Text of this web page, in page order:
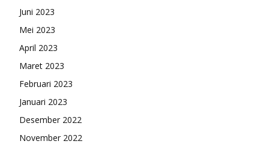
Juni 2023
Mei 2023
April 2023
Maret 2023
Februari 2023
Januari 2023
Desember 2022
November 2022